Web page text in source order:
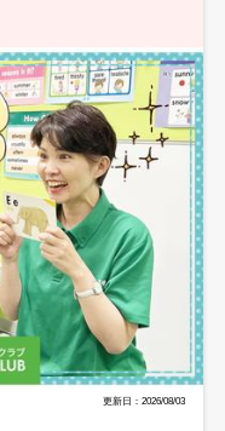
更新日：2026/08/03